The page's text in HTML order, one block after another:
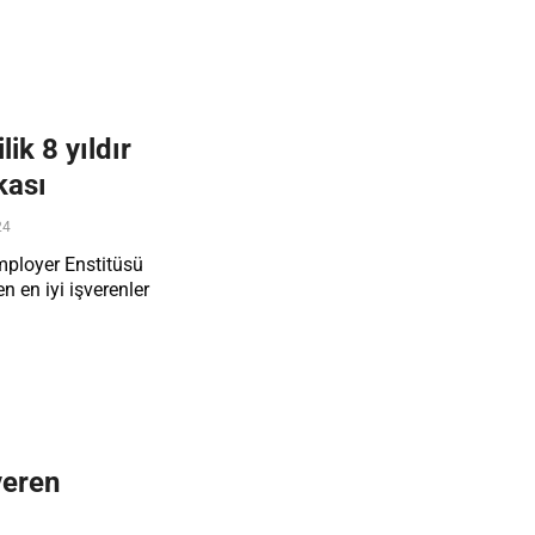
8 yıldır
Enstitüsü
en iyi işverenler